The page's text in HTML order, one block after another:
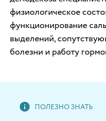
физиологическое
функционирование
выделений,
болезни и работу